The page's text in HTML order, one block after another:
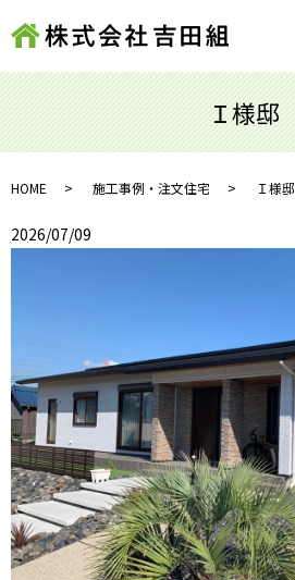
Ｉ様邸
HOME 施工事例・注文住宅 Ｉ様邸
2026/07/09